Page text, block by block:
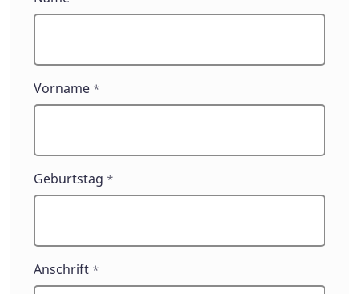
Vorname *
Geburtstag *
Anschrift *